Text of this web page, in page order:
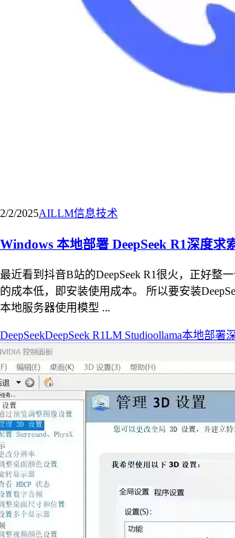
2/2/2025AILLM信息技术
Windows 本地部署 DeepSeek R1深度求
最近看到抖音B站的DeepSeek R1很火，正好
的成本低，即安装使用成本。 所以要安装
本地服务器使用模型 ...
DeepSeekDeepSeek R1LM Studioollama本地部署